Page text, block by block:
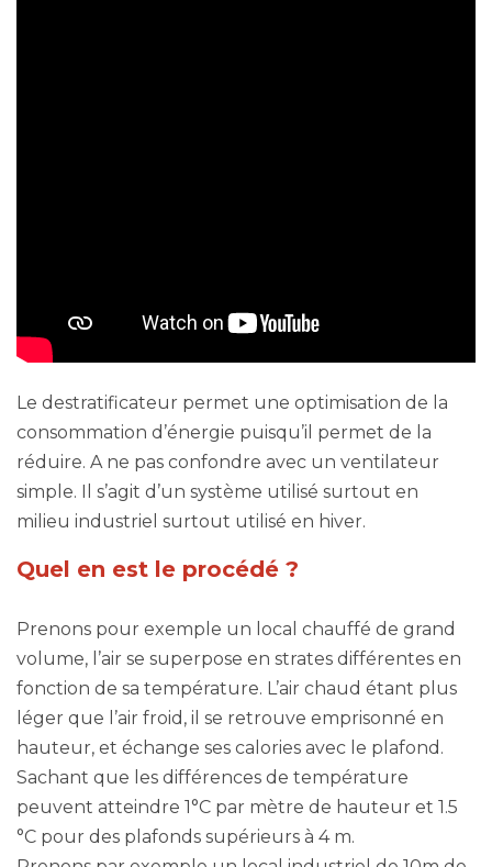
Le destratificateur permet une optimisation de la
consommation d’énergie puisqu’il permet de la
réduire. A ne pas confondre avec un ventilateur
simple. Il s’agit d’un système utilisé surtout en
milieu industriel surtout utilisé en hiver.
Quel en est le procédé ?
Prenons pour exemple un local chauffé de grand
volume, l’air se superpose en strates différentes en
fonction de sa température. L’air chaud étant plus
léger que l’air froid, il se retrouve emprisonné en
hauteur, et échange ses calories avec le plafond.
Sachant que les différences de température
peuvent atteindre 1°C par mètre de hauteur et 1.5
°C pour des plafonds supérieurs à 4 m.